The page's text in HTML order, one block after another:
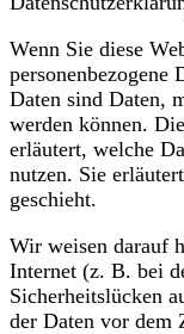
Wenn Sie diese
personenbezogene
Daten sind Daten,
werden können.
erläutert, welche
nutzen. Sie
geschieht.
Wir weisen darauf
Internet (z. B. bei
Sicherheitslücken
der Daten vor